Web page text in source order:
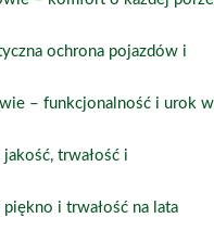
ochrona pojazdów i
– funkcjonalność i urok w
trwałość i
i trwałość na lata